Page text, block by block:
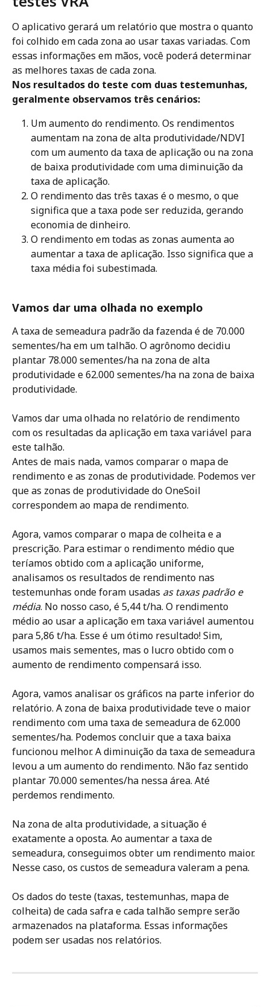
O aplicativo gerará um relatório que mostra o quanto
foi colhido em cada zona ao usar taxas variadas. Com
essas informações em mãos, você poderá determinar
as melhores taxas de cada zona.
Nos resultados do teste com duas testemunhas,
geralmente observamos três cenários:
Um aumento do rendimento. Os rendimentos
aumentam na zona de alta produtividade/NDVI
com um aumento da taxa de aplicação ou na zona
de baixa produtividade com uma diminuição da
taxa de aplicação.
O rendimento das três taxas é o mesmo, o que
significa que a taxa pode ser reduzida, gerando
economia de dinheiro.
O rendimento em todas as zonas aumenta ao
aumentar a taxa de aplicação. Isso significa que a
taxa média foi subestimada.
Vamos dar uma olhada no exemplo
A taxa de semeadura padrão da fazenda é de 70.000
sementes/ha em um talhão. O agrônomo decidiu
plantar 78.000 sementes/ha na zona de alta
produtividade e 62.000 sementes/ha na zona de baixa
produtividade.
Vamos dar uma olhada no relatório de rendimento
com os resultadas da aplicação em taxa variável para
este talhão.
Antes de mais nada, vamos comparar o mapa de
rendimento e as zonas de produtividade. Podemos ver
que as zonas de produtividade do OneSoil
correspondem ao mapa de rendimento.
Agora, vamos comparar o mapa de colheita e a
prescrição. Para estimar o rendimento médio que
teríamos obtido com a aplicação uniforme,
analisamos os resultados de rendimento nas
testemunhas onde foram usadas as taxas padrão e
média. No nosso caso, é 5,44 t/ha. O rendimento
médio ao usar a aplicação em taxa variável aumentou
para 5,86 t/ha. Esse é um ótimo resultado! Sim,
usamos mais sementes, mas o lucro obtido com o
aumento de rendimento compensará isso.
Agora, vamos analisar os gráficos na parte inferior do
relatório. A zona de baixa produtividade teve o maior
rendimento com uma taxa de semeadura de 62.000
sementes/ha. Podemos concluir que a taxa baixa
funcionou melhor. A diminuição da taxa de semeadura
levou a um aumento do rendimento. Não faz sentido
plantar 70.000 sementes/ha nessa área. Até
perdemos rendimento.
Na zona de alta produtividade, a situação é
exatamente a oposta. Ao aumentar a taxa de
semeadura, conseguimos obter um rendimento maior.
Nesse caso, os custos de semeadura valeram a pena.
Os dados do teste (taxas, testemunhas, mapa de
colheita) de cada safra e cada talhão sempre serão
armazenados na plataforma. Essas informações
podem ser usadas nos relatórios.